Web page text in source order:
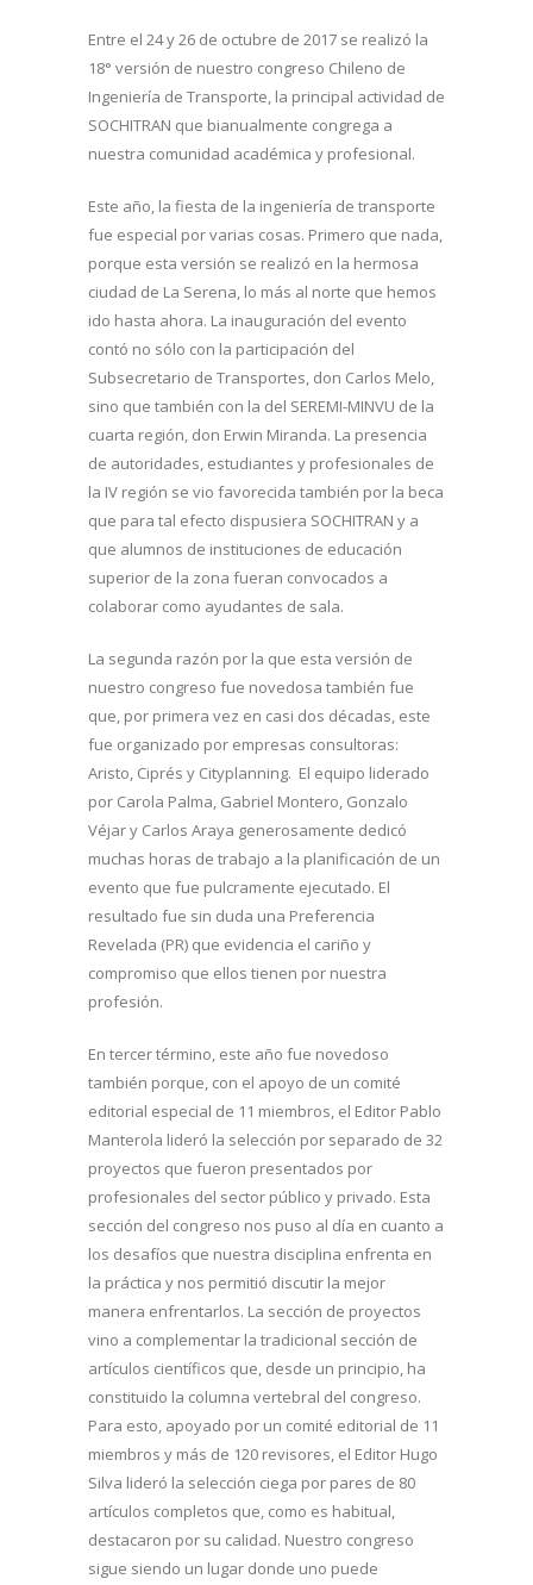
Entre el 24 y 26 de octubre de 2017 se realizó la
18° versión de nuestro congreso Chileno de
Ingeniería de Transporte, la principal actividad de
SOCHITRAN que bianualmente congrega a
nuestra comunidad académica y profesional.
Este año, la fiesta de la ingeniería de transporte
fue especial por varias cosas. Primero que nada,
porque esta versión se realizó en la hermosa
ciudad de La Serena, lo más al norte que hemos
ido hasta ahora. La inauguración del evento
contó no sólo con la participación del
Subsecretario de Transportes, don Carlos Melo,
sino que también con la del SEREMI-MINVU de la
cuarta región, don Erwin Miranda. La presencia
de autoridades, estudiantes y profesionales de
la IV región se vio favorecida también por la beca
que para tal efecto dispusiera SOCHITRAN y a
que alumnos de instituciones de educación
superior de la zona fueran convocados a
colaborar como ayudantes de sala.
La segunda razón por la que esta versión de
nuestro congreso fue novedosa también fue
que, por primera vez en casi dos décadas, este
fue organizado por empresas consultoras:
Aristo, Ciprés y Cityplanning. El equipo liderado
por Carola Palma, Gabriel Montero, Gonzalo
Véjar y Carlos Araya generosamente dedicó
muchas horas de trabajo a la planificación de un
evento que fue pulcramente ejecutado. El
resultado fue sin duda una Preferencia
Revelada (PR) que evidencia el cariño y
compromiso que ellos tienen por nuestra
profesión.
En tercer término, este año fue novedoso
también porque, con el apoyo de un comité
editorial especial de 11 miembros, el Editor Pablo
Manterola lideró la selección por separado de 32
proyectos que fueron presentados por
profesionales del sector público y privado. Esta
sección del congreso nos puso al día en cuanto a
los desafíos que nuestra disciplina enfrenta en
la práctica y nos permitió discutir la mejor
manera enfrentarlos. La sección de proyectos
vino a complementar la tradicional sección de
artículos científicos que, desde un principio, ha
constituido la columna vertebral del congreso.
Para esto, apoyado por un comité editorial de 11
miembros y más de 120 revisores, el Editor Hugo
Silva lideró la selección ciega por pares de 80
artículos completos que, como es habitual,
destacaron por su calidad. Nuestro congreso
sigue siendo un lugar donde uno puede